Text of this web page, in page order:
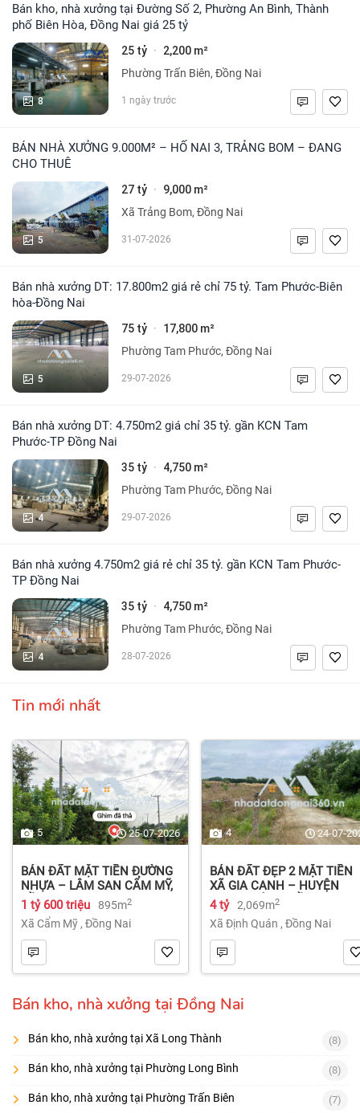
Bán kho, nhà xưởng tại Đường Số 2, Phường An Bình, Thành
phố Biên Hòa, Đồng Nai giá 25 tỷ
8
25 tỷ · 2,200 m²
Phường Trấn Biên, Đồng Nai
1 ngày trước
BÁN NHÀ XƯỞNG 9.000M² – HỐ NAI 3, TRẢNG BOM – ĐANG
CHO THUÊ
5
27 tỷ · 9,000 m²
Xã Trảng Bom, Đồng Nai
31-07-2026
Bán nhà xưởng DT: 17.800m2 giá rẻ chỉ 75 tỷ. Tam Phước-Biên
hòa-Đồng Nai
5
75 tỷ · 17,800 m²
Phường Tam Phước, Đồng Nai
29-07-2026
Bán nhà xưởng DT: 4.750m2 giá chỉ 35 tỷ. gần KCN Tam
Phước-TP Đồng Nai
4
35 tỷ · 4,750 m²
Phường Tam Phước, Đồng Nai
29-07-2026
Bán nhà xưởng 4.750m2 giá rẻ chỉ 35 tỷ. gần KCN Tam Phước-
TP Đồng Nai
4
35 tỷ · 4,750 m²
Phường Tam Phước, Đồng Nai
28-07-2026
Tin mới nhất
5 25-07-2026
BÁN ĐẤT MẶT TIỀN ĐƯỜNG
NHỰA – LÂM SAN CẨM MỸ,
ĐỒNG NAI.
1 tỷ 600 triệu 895m2
Xã Cẩm Mỹ , Đồng Nai
4 24-07-
BÁN ĐẤT ĐẸP 2 MẶT TIỀN
XÃ GIA CANH – HUYỆN
ĐỊNH QUÁN – ĐỒNG NAI dt
2.069m² 4 tỷ
4 tỷ 2,069m2
Xã Định Quán , Đồng Nai
Bán kho, nhà xưởng tại Đồng Nai
Bán kho, nhà xưởng tại Xã Long Thành (8)
Bán kho, nhà xưởng tại Phường Long Bình (8)
Bán kho, nhà xưởng tại Phường Trấn Biên (7)